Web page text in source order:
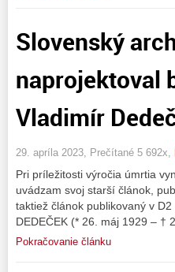
Slovenský
naprojektoval
Vladimír
29. apríla 2023, Prečítané 5 692x,
Pri príležitosti výročia úmrtia
uvádzam svoj starší článok,
taktiež článok publikovaný v
DEDEČEK (* 26. máj 1929 –
Pokračovanie článku